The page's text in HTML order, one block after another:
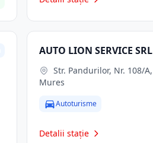
AUTO LION SERVICE SRL
Mures
Autoturisme
Detalii stație